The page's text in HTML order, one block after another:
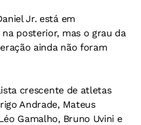
Jr. está em
posterior, mas o grau da
ainda não foram
crescente de atletas
Andrade, Mateus
Gamalho, Bruno Uvini e